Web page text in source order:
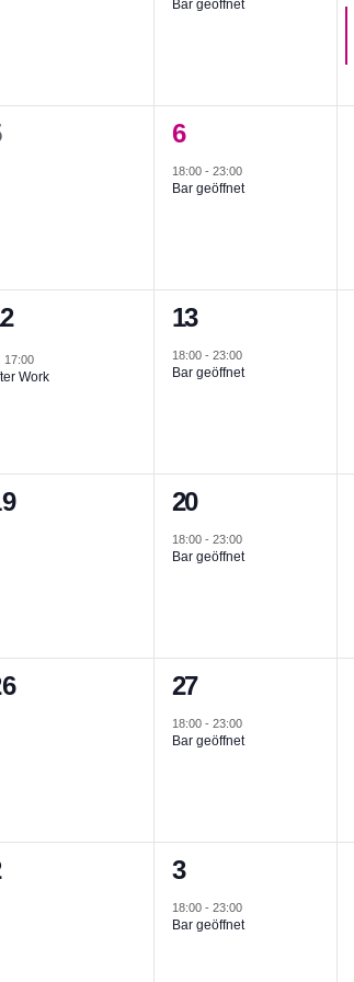
Bar geöffnet
Veranstaltungen,
1
Veranstaltung,
6
18:00 - 23:00
Bar geöffnet
Hervorgehoben
17:00
Work
1
Veranstaltung,
13
18:00 - 23:00
Bar geöffnet
Veranstaltungen,
1
Veranstaltung,
20
18:00 - 23:00
Bar geöffnet
Veranstaltungen,
1
Veranstaltung,
27
18:00 - 23:00
Bar geöffnet
Veranstaltungen,
1
Veranstaltung,
3
18:00 - 23:00
Bar geöffnet